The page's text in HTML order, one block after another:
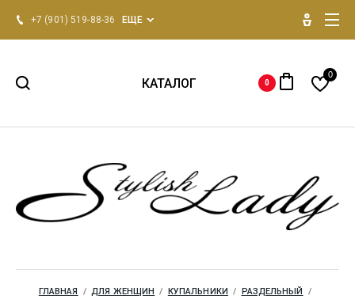
+7 (901) 519-88-36 ЕЩЕ
КАТАЛОГ
Для женщин
Одежда для дома
0
0
ГЛАВНАЯ
  /
ДЛЯ ЖЕНЩИН
  /
КУПАЛЬНИКИ
  /
РАЗДЕЛЬНЫЙ
  /